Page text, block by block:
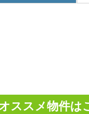
ススメ物件は